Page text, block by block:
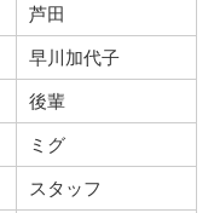
芦田
早川加代子
後輩
ミグ
スタッフ